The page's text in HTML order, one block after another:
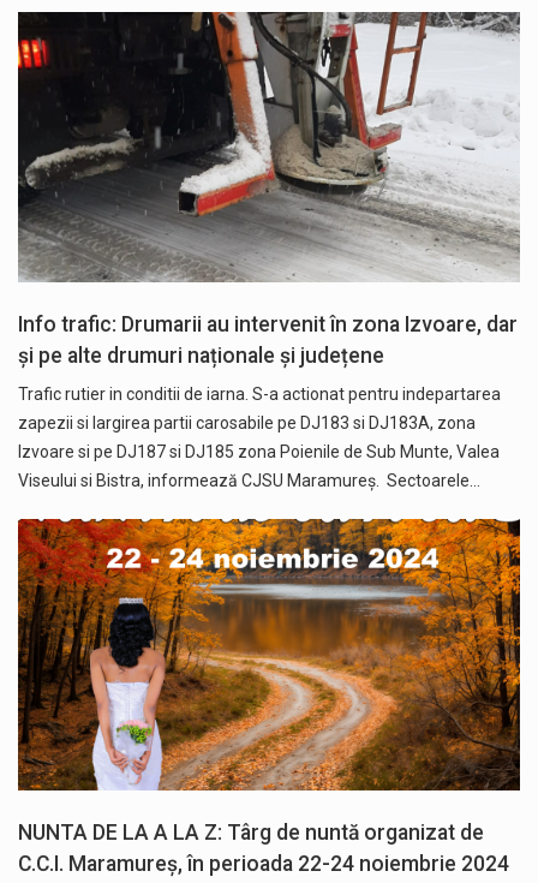
Info trafic: Drumarii au intervenit în zona Izvoare, dar
și pe alte drumuri naționale și județene
Trafic rutier in conditii de iarna. S-a actionat pentru indepartarea
zapezii si largirea partii carosabile pe DJ183 si DJ183A, zona
Izvoare si pe DJ187 si DJ185 zona Poienile de Sub Munte, Valea
Viseului si Bistra, informează CJSU Maramureș. Sectoarele…
NUNTA DE LA A LA Z: Târg de nuntă organizat de
C.C.I. Maramureș, în perioada 22-24 noiembrie 2024